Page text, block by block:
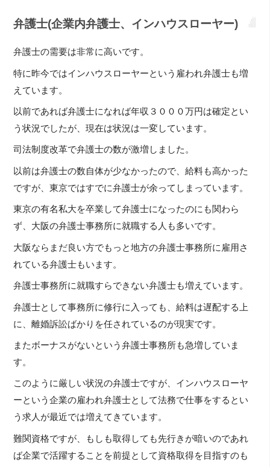
弁護士(企業内弁護士、インハウスローヤー)
弁護士の需要は非常に高いです。
特に昨今ではインハウスローヤーという雇われ弁護士も増
えています。
以前であれば弁護士になれば年収３０００万円は確定とい
う状況でしたが、現在は状況は一変しています。
司法制度改革で弁護士の数が激増しました。
以前は弁護士の数自体が少なかったので、給料も高かった
ですが、東京ではすでに弁護士が余ってしまっています。
東京の有名私大を卒業して弁護士になったのにも関わら
ず、大阪の弁護士事務所に就職する人も多いです。
大阪ならまだ良い方でもっと地方の弁護士事務所に雇用さ
れている弁護士もいます。
弁護士事務所に就職すらできない弁護士も増えています。
弁護士として事務所に修行に入っても、給料は遅配する上
に、離婚訴訟ばかりを任されているのが現実です。
またボーナスがないという弁護士事務所も急増していま
す。
このように厳しい状況の弁護士ですが、インハウスローヤ
ーという企業の雇われ弁護士として法務で仕事をするとい
う求人が最近では増えてきています。
難関資格ですが、もしも取得しても先行きが暗いのであれ
ば企業で活躍することを前提として資格取得を目指すのも